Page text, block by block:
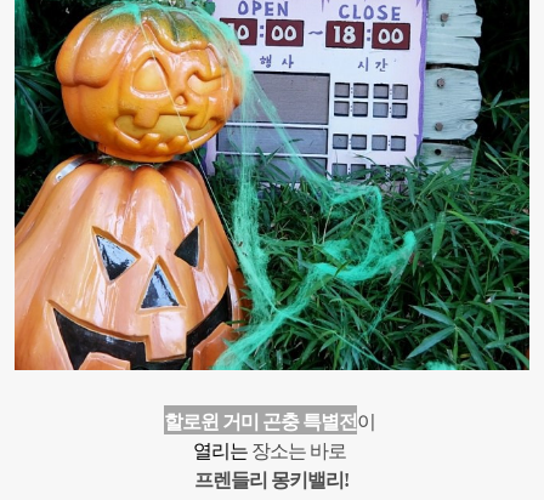
할로윈 거미 곤충 특별전이
열리는 장소는 바로
프렌들리 몽키밸리 !